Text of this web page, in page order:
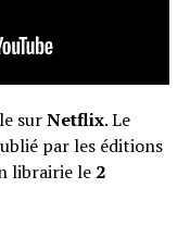
surNetflix. Le
par les éditions
librairie le 2